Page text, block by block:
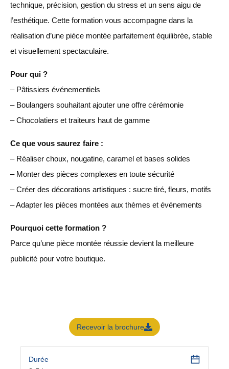
technique, précision, gestion du stress et un sens aigu de
l’esthétique. Cette formation vous accompagne dans la
réalisation d’une pièce montée parfaitement équilibrée, stable
et visuellement spectaculaire.
Pour qui ?
– Pâtissiers événementiels
– Boulangers souhaitant ajouter une offre cérémonie
– Chocolatiers et traiteurs haut de gamme
Ce que vous saurez faire :
– Réaliser choux, nougatine, caramel et bases solides
– Monter des pièces complexes en toute sécurité
– Créer des décorations artistiques : sucre tiré, fleurs, motifs
– Adapter les pièces montées aux thèmes et événements
Pourquoi cette formation ?
Parce qu’une pièce montée réussie devient la meilleure
publicité pour votre boutique.
Recevoir la brochure
Durée